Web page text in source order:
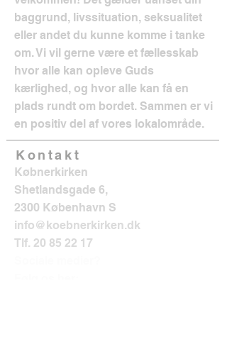
baggrund, livssituation, seksualitet
eller andet du kunne komme i tanke
om. Vi vil gerne være et fællesskab
hvor alle kan opleve Guds
kærlighed, og hvor alle kan få en
plads rundt om bordet. Sammen er vi
en positiv del af vores lokalområde.
Kontakt
Købnerkirken
Shetlandsgade 6,
2300 København S
info@koebnerkirken.dk
Tlf. 20 85 22 17